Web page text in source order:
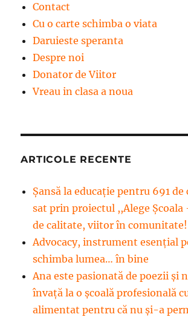
Contact
Cu o carte schimba o viata
Daruieste speranta
Despre noi
Donator de Viitor
Vreau in clasa a noua
ARTICOLE RECENTE
Șansă la educație pentru 691 de
sat prin proiectul ,,Alege Școala
de calitate, viitor în
Advocacy, instrument esenţial
schimba lumea… în bine
Ana este pasionată de poezii și
învață la o școală profesională
alimentat pentru că nu și-a